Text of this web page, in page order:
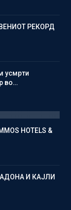
РЕКОРД
усмрти
во…
HOTELS &
И КАЈЛИ